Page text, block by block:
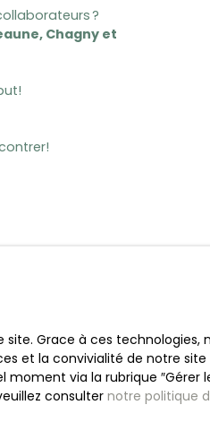
?
Chagny et
les plus brefs délais.
Grace à ces technologies,
et la convivialité de notre
via la rubrique ″Gérer
consulternotre politique